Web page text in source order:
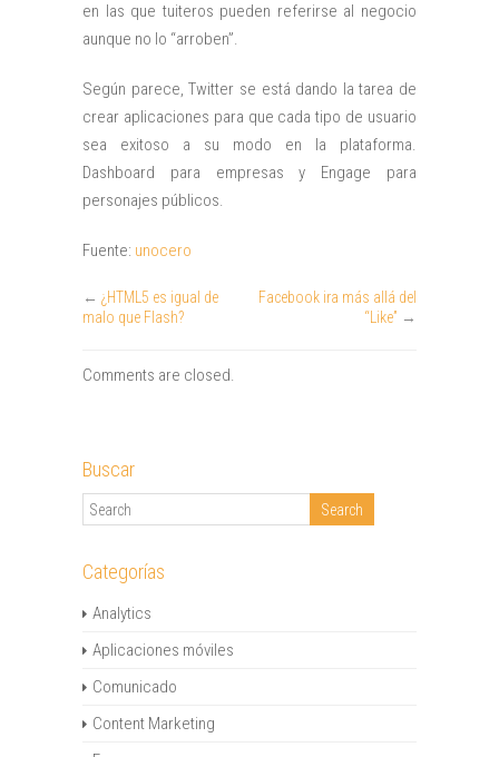
en las que tuiteros pueden referirse al negocio
aunque no lo “arroben”.
Según parece, Twitter se está dando la tarea de
crear aplicaciones para que cada tipo de usuario
sea exitoso a su modo en la plataforma.
Dashboard para empresas y Engage para
personajes públicos.
Fuente: unocero
← ¿HTML5 es igual de
malo que Flash?
Facebook ira más allá del
“Like” →
Comments are closed.
Buscar
Categorías
Analytics
Aplicaciones móviles
Comunicado
Content Marketing